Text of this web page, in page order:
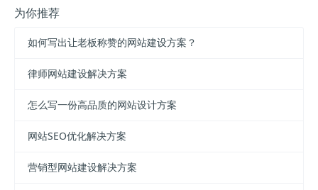
为你推荐
如何写出让老板称赞的网站建设方案？
律师网站建设解决方案
怎么写一份高品质的网站设计方案
网站SEO优化解决方案
营销型网站建设解决方案